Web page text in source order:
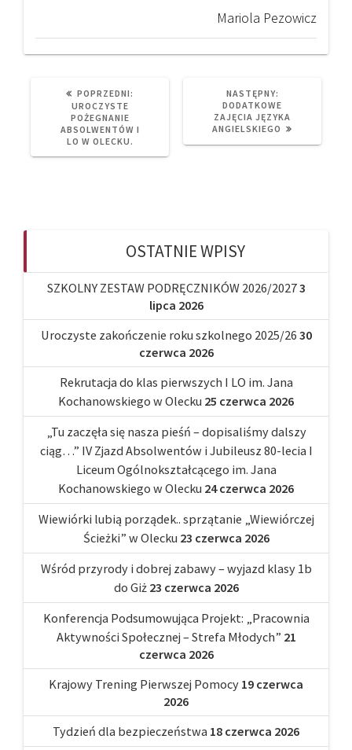
Mariola Pezowicz
POPRZEDNI:
UROCZYSTE
POŻEGNANIE
ABSOLWENTÓW I
LO W OLECKU.
NASTĘPNY:
POST:
DODATKOWE
ZAJĘCIA JĘZYKA
ANGIELSKIEGO
OSTATNIE WPISY
SZKOLNY ZESTAW PODRĘCZNIKÓW 2026/20273
lipca 2026
Uroczyste zakończenie roku szkolnego 2025/26 30
czerwca 2026
Rekrutacja do klas pierwszych I LO im. Jana
Kochanowskiego w Olecku 25 czerwca 2026
„Tu zaczęła się nasza pieśń – dopisaliśmy dalszy
ciąg…” IV Zjazd Absolwentów i Jubileusz 80-lecia I
Liceum Ogólnokształcącego im. Jana
Kochanowskiego w Olecku 24 czerwca 2026
Wiewiórki lubią porządek.. sprzątanie „Wiewiórczej
Ścieżki” w Olecku 23 czerwca 2026
Wśród przyrody i dobrej zabawy – wyjazd klasy 1b
do Giż 23 czerwca 2026
Konferencja Podsumowująca Projekt: „Pracownia
Aktywności Społecznej – Strefa Młodych” 21
czerwca 2026
Krajowy Trening Pierwszej Pomocy 19 czerwca
2026
Tydzień dla bezpieczeństwa 18 czerwca 2026